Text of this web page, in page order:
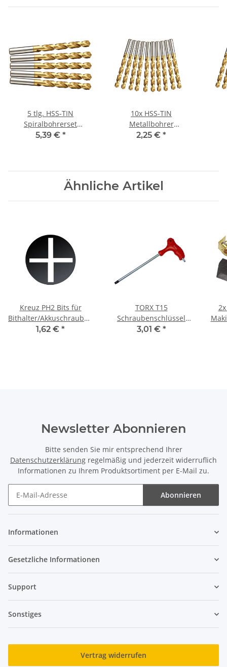
5 tlg. HSS-TIN
Spiralbohrerset
Metallbohrerset Satz Ø
5,39 € *
10x HSS-TIN
Metallbohrer
Spiralbohrer für
2,25 € *
Ähnliche Artikel
Kreuz PH2 Bits für
Bithalter/Akkuschrauber/Schlagschrauber
Material 50 mm
1,62 € *
TORX T15
Schraubenschlüssel
Schraubendreher T-Griff
3,01 € *
Newsletter Abonnieren
Bitte senden Sie mir entsprechend Ihrer
Datenschutzerklärung regelmäßig und jederzeit widerruflich
Informationen zu Ihrem Produktsortiment per E-Mail zu.
Abonnieren
Informationen
Gesetzliche Informationen
Support
Sonstiges
Vertrag widerrufen